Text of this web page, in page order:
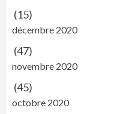
(15)
décembre 2020
(47)
novembre 2020
(45)
octobre 2020